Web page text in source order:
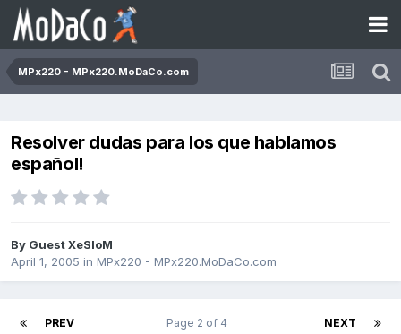
MPx220 - MPx220.MoDaCo.com
Resolver dudas para los que hablamos
español!
By Guest XeSIoM
April 1, 2005 in MPx220 - MPx220.MoDaCo.com
PREV NEXT
Page 2 of 4